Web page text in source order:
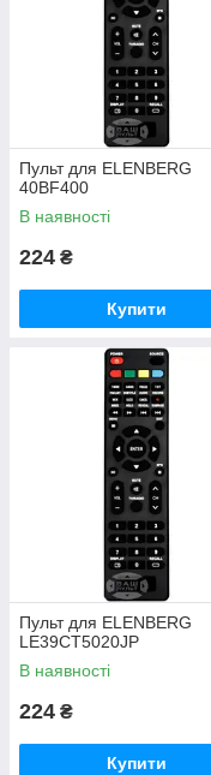
Пульт для ELENBERG
40BF400
В наявності
224 ₴
Купити
Пульт для ELENBERG
LE39CT5020JP
В наявності
224 ₴
Купити